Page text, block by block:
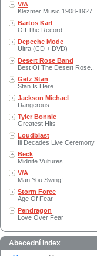
V/A
Klezmer Music 1908-1927
Bartos Karl
Off The Record
Depeche Mode
Ultra (CD + DVD)
Desert Rose Band
Best Of The Desert Rose..
Getz Stan
Stan Is Here
Jackson Michael
Dangerous
Tyler Bonnie
Greatest Hits
Loudblast
Iii Decades Live Ceremony
Beck
Midnite Vultures
V/A
Man You Swing!
Storm Force
Age Of Fear
Pendragon
Love Over Fear
Abecední index